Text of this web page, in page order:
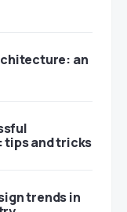
an
and tricks
trends in